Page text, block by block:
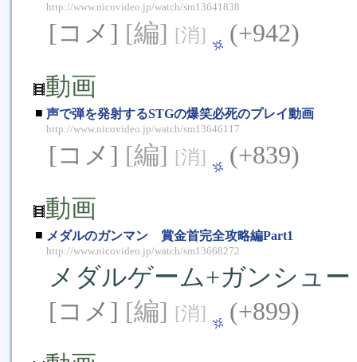
http://www.nicovideo.jp/watch/sm13641838
[コメ] [編] [消]
(+942)
動画
■ 声で弾を発射するSTGの爆笑必死のプレイ動画
http://www.nicovideo.jp/watch/sm13646117
[コメ] [編] [消]
(+839)
動画
■ メダルのガンマン 賞金首完全攻略編Part1
http://www.nicovideo.jp/watch/sm13668272
メダルゲーム+ガンシュー
[コメ] [編] [消]
(+899)